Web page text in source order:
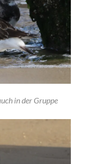
in der Gruppe